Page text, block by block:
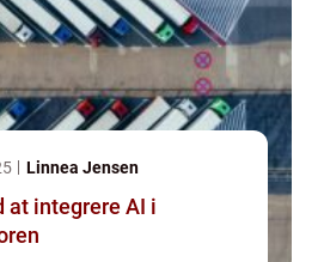
Linnea Jensen
at integrere AI i